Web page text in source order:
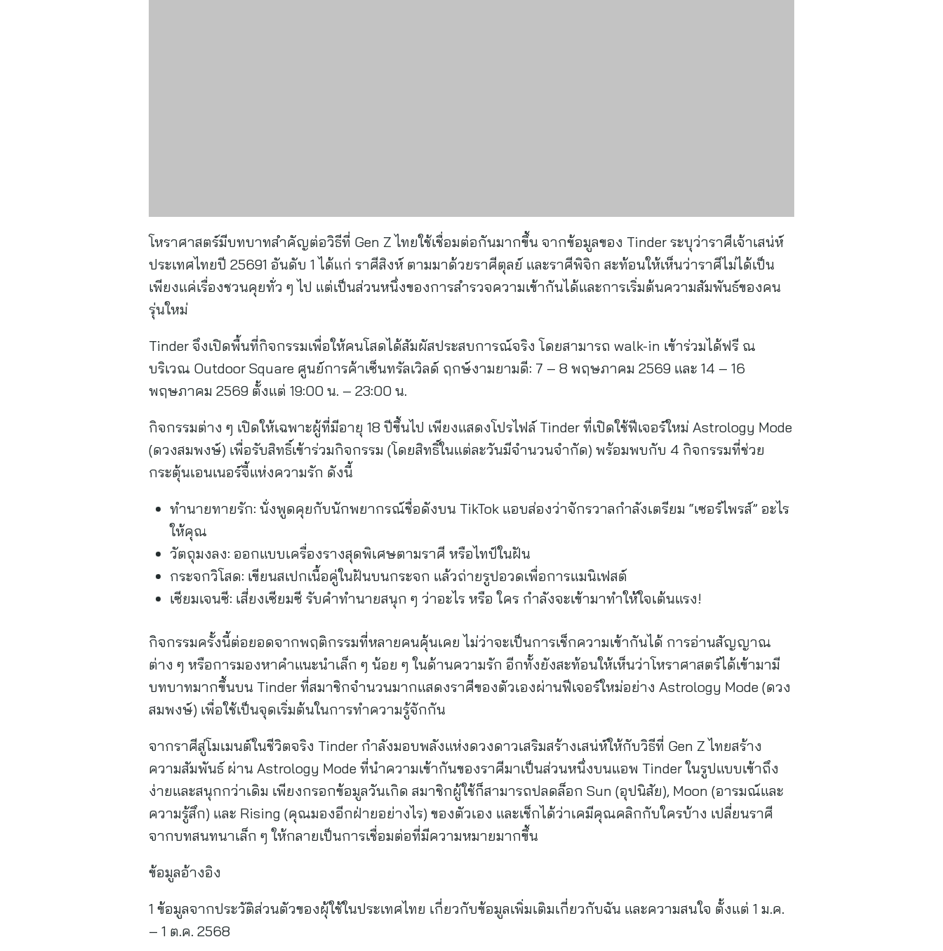
โหราศาสตร์มีบทบาทสำคัญต่อวิธีที่ Gen Z ไทยใช้เชื่อมต่อกันมากขึ้น จากข้อมูลของ Tinder ระบุว่าราศีเจ้าเสน่ห์
ประเทศไทยปี 25691 อันดับ 1 ได้แก่ ราศีสิงห์ ตามมาด้วยราศีตุลย์ และราศีพิจิก สะท้อนให้เห็นว่าราศีไม่ได้เป็น
เพียงแค่เรื่องชวนคุยทั่ว ๆ ไป แต่เป็นส่วนหนึ่งของการสำรวจความเข้ากันได้และการเริ่มต้นความสัมพันธ์ของคน
รุ่นใหม่
Tinder จึงเปิดพื้นที่กิจกรรมเพื่อให้คนโสดได้สัมผัสประสบการณ์จริง โดยสามารถ walk-in เข้าร่วมได้ฟรี ณ
บริเวณ Outdoor Square ศูนย์การค้าเซ็นทรัลเวิลด์ ฤกษ์งามยามดี: 7 – 8 พฤษภาคม 2569 และ 14 – 16
พฤษภาคม 2569 ตั้งแต่ 19:00 น. – 23:00 น.
กิจกรรมต่าง ๆ เปิดให้เฉพาะผู้ที่มีอายุ 18 ปีขึ้นไป เพียงแสดงโปรไฟล์ Tinder ที่เปิดใช้ฟีเจอร์ใหม่ Astrology Mode
(ดวงสมพงษ์) เพื่อรับสิทธิ์เข้าร่วมกิจกรรม (โดยสิทธิ์ในแต่ละวันมีจำนวนจำกัด) พร้อมพบกับ 4 กิจกรรมที่ช่วย
กระตุ้นเอนเนอร์จี้แห่งความรัก ดังนี้
ทำนายทายรัก: นั่งพูดคุยกับนักพยากรณ์ชื่อดังบน TikTok แอบส่องว่าจักรวาลกำลังเตรียม “เซอร์ไพรส์” อะไร
ให้คุณ
วัตถุมงลง: ออกแบบเครื่องรางสุดพิเศษตามราศี หรือไทป์ในฝัน
กระจกวิโสด: เขียนสเปกเนื้อคู่ในฝันบนกระจก แล้วถ่ายรูปอวดเพื่อการแมนิเฟสต์
เซียมเจนซี: เสี่ยงเซียมซี รับคำทำนายสนุก ๆ ว่าอะไร หรือ ใคร กำลังจะเข้ามาทำให้ใจเต้นแรง!
กิจกรรมครั้งนี้ต่อยอดจากพฤติกรรมที่หลายคนคุ้นเคย ไม่ว่าจะเป็นการเช็กความเข้ากันได้ การอ่านสัญญาณ
ต่าง ๆ หรือการมองหาคำแนะนำเล็ก ๆ น้อย ๆ ในด้านความรัก อีกทั้งยังสะท้อนให้เห็นว่าโหราศาสตร์ได้เข้ามามี
บทบาทมากขึ้นบน Tinder ที่สมาชิกจำนวนมากแสดงราศีของตัวเองผ่านฟีเจอร์ใหม่อย่าง Astrology Mode (ดวง
สมพงษ์) เพื่อใช้เป็นจุดเริ่มต้นในการทำความรู้จักกัน
จากราศีสู่โมเมนต์ในชีวิตจริง Tinder กำลังมอบพลังแห่งดวงดาวเสริมสร้างเสน่ห์ให้กับวิธีที่ Gen Z ไทยสร้าง
ความสัมพันธ์ ผ่าน Astrology Mode ที่นำความเข้ากันของราศีมาเป็นส่วนหนึ่งบนแอพ Tinder ในรูปแบบเข้าถึง
ง่ายและสนุกกว่าเดิม เพียงกรอกข้อมูลวันเกิด สมาชิกผู้ใช้ก็สามารถปลดล็อก Sun (อุปนิสัย), Moon (อารมณ์และ
ความรู้สึก) และ Rising (คุณมองอีกฝ่ายอย่างไร) ของตัวเอง และเช็กได้ว่าเคมีคุณคลิกกับใครบ้าง เปลี่ยนราศี
จากบทสนทนาเล็ก ๆ ให้กลายเป็นการเชื่อมต่อที่มีความหมายมากขึ้น
ข้อมูลอ้างอิง
1 ข้อมูลจากประวัติส่วนตัวของผุ้ใช้ในประเทศไทย เกี่ยวกับข้อมูลเพิ่มเติมเกี่ยวกับฉัน และความสนใจ ตั้งแต่ 1 ม.ค.
– 1 ต.ค. 2568